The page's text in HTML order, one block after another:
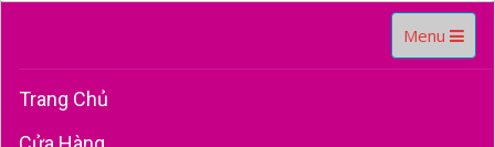
Toggle
navigation
Menu
Trang Chủ